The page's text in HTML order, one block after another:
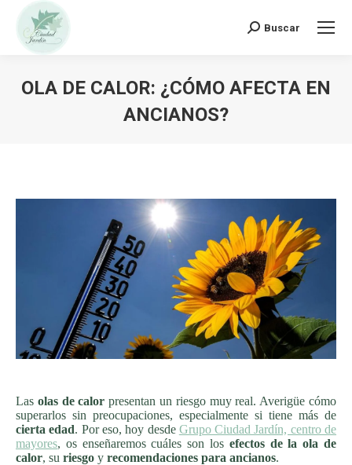
Buscar:
Buscar
OLA DE CALOR: ¿CÓMO AFECTA EN
ANCIANOS?
Las olas de calor presentan un riesgo muy real. Averigüe cómo
superarlos sin preocupaciones, especialmente si tiene más de
cierta edad. Por eso, hoy desde Grupo Ciudad Jardín, centro de
mayores, os enseñaremos cuáles son los efectos de la ola de
calor, su riesgo y recomendaciones para ancianos.